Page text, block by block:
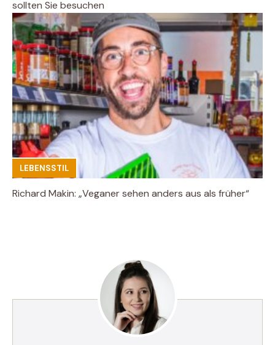
sollten Sie besuchen
LEBENSSTIL
Richard Makin: „Veganer sehen anders aus als früher“